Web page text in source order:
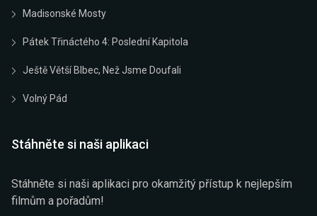
Madisonské Mosty
Pátek Třináctého 4: Poslední Kapitola
Ještě Větší Blbec, Než Jsme Doufali
Volný Pád
Stáhněte si naši aplikaci
Stáhněte si naši aplikaci pro okamžitý přístup k nejlepším
filmům a pořadům!